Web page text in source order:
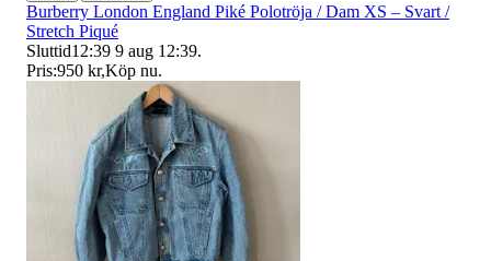
Burberry London England Piké Polotröja / Dam XS – Svart /
Stretch Piqué
Sluttid12:39 9 aug 12:39.
Pris:950 kr,Köp nu.